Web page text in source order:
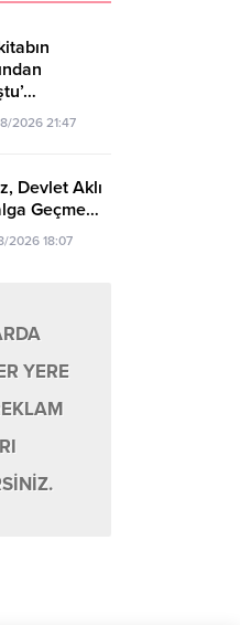
2026 21:47
Devlet Aklı
Geçme…
2026 18:07
YERE